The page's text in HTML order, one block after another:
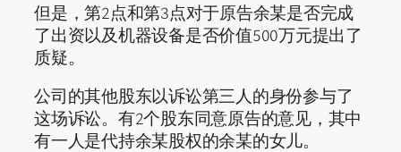
但是，第2点和第3点对于原告余某是否完成
了出资以及机器设备是否价值500万元提出了
质疑。
公司的其他股东以诉讼第三人的身份参与了
这场诉讼。有2个股东同意原告的意见，其中
有一人是代持余某股权的余某的女儿。